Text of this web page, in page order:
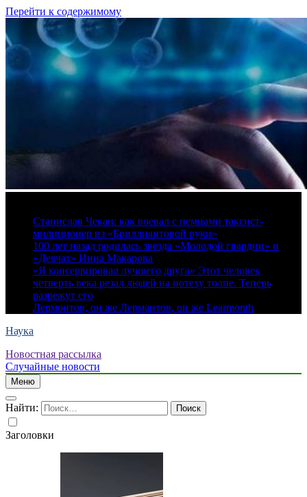
Перейти к содержимому
Станислав Чекан: как воевал с немцами таксист-
милиционер из «Бриллиантовой руки»
100 лет назад родилась звезда «Молодой гвардии» и
«Девчат» Инна Макарова
«Я консервировал лучшего друга» Этот человек
четверть века резал людей на потеху толпе. Теперь
разрежут его
Лермонтов, он же Лермантов, он же Learmonth
Наука
Новостная рассылка
Случайные новости
Меню
Найти:
Заголовки